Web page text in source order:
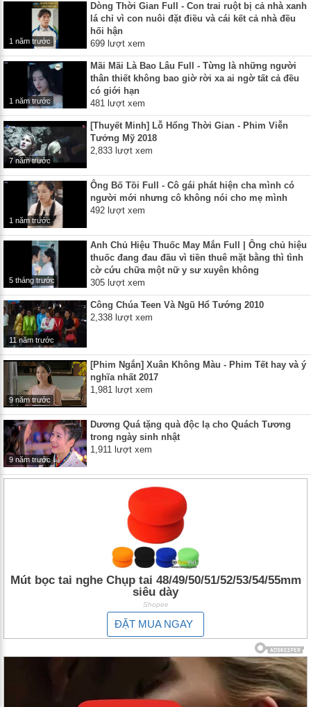
1 năm trước
Dòng Thời Gian Full - Con trai ruột bị cả nhà xanh
lá chỉ vì con nuôi đặt điều và cái kết cả nhà đều
hối hận
699 lượt xem
1 năm trước
Mãi Mãi Là Bao Lâu Full - Từng là những người
thân thiết không bao giờ rời xa ai ngờ tất cả đều
có giới hạn
481 lượt xem
7 năm trước
[Thuyết Minh] Lỗ Hổng Thời Gian - Phim Viễn
Tưởng Mỹ 2018
2,833 lượt xem
1 năm trước
Ông Bố Tồi Full - Cô gái phát hiện cha mình có
người mới nhưng cô không nói cho mẹ mình
492 lượt xem
5 tháng trước
Anh Chủ Hiệu Thuốc May Mắn Full | Ông chủ hiệu
thuốc đang đau đầu vì tiền thuê mặt bằng thì tình
cờ cứu chữa một nữ y sư xuyên không
305 lượt xem
11 năm trước
Công Chúa Teen Và Ngũ Hổ Tướng 2010
2,338 lượt xem
9 năm trước
[Phim Ngắn] Xuân Không Màu - Phim Tết hay và ý
nghĩa nhất 2017
1,981 lượt xem
9 năm trước
Dương Quá tặng quà độc lạ cho Quách Tương
trong ngày sinh nhật
1,911 lượt xem
Mút bọc tai nghe Chụp tai 48/49/50/51/52/53/54/55mm
siêu dày
Shopee
ĐẶT MUA NGAY